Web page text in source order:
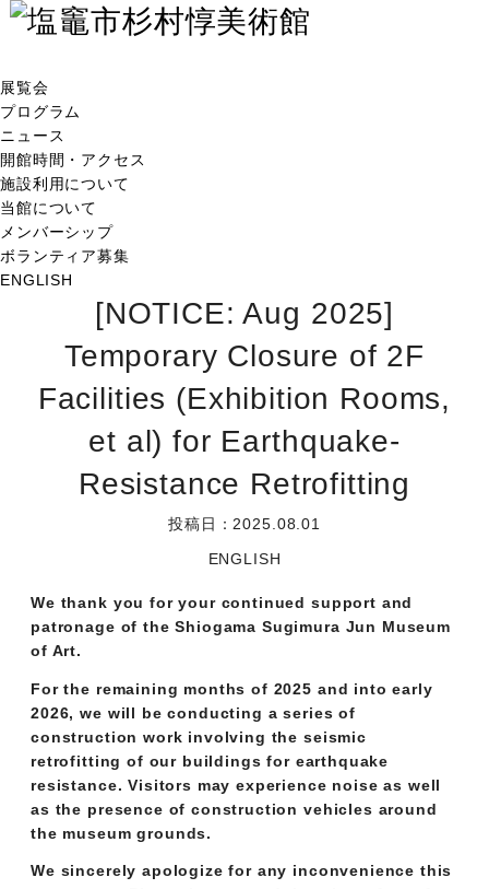
展覧会
プログラム
ニュース
開館時間・アクセス
施設利用について
当館について
メンバーシップ
ボランティア募集
ENGLISH
[NOTICE: Aug 2025]
Temporary Closure of 2F
Facilities (Exhibition Rooms,
et al) for Earthquake-
Resistance Retrofitting
投稿日：2025.08.01
ENGLISH
We thank you for your continued support and
patronage of the Shiogama Sugimura Jun Museum
of Art.
For the remaining months of 2025 and into early
2026, we will be conducting a series of
construction work involving the seismic
retrofitting of our buildings for earthquake
resistance. Visitors may experience noise as well
as the presence of construction vehicles around
the museum grounds.
We sincerely apologize for any inconvenience this